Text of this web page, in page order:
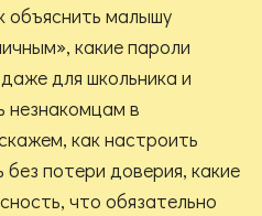
объяснить малышу
какие пароли
для школьника и
незнакомцам в
как настроить
потери доверия, какие
что обязательно